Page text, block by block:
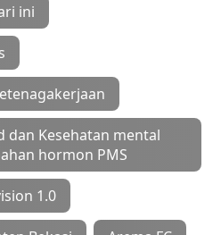
ini
dan Kesehatan mental
hormon PMS
1.0